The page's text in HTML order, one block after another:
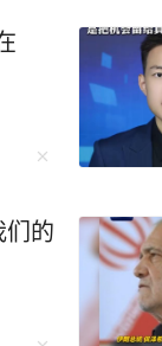
的